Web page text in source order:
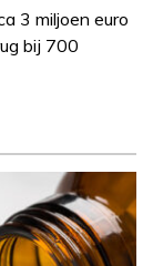
3 miljoen euro
bij 700